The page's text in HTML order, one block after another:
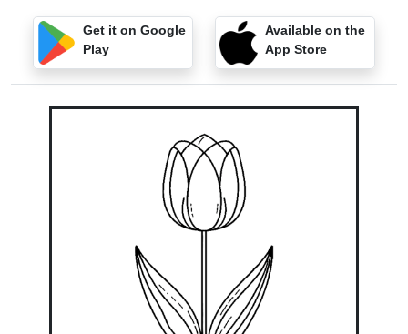
Get it on Google
Play
Available on the
App Store